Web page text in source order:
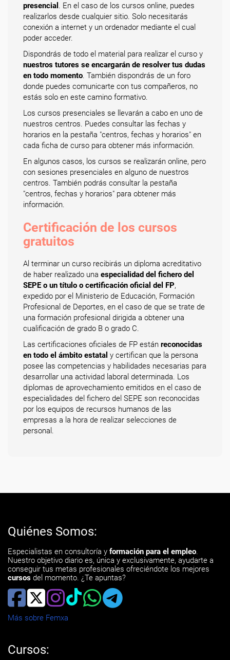
presencial . En el caso de los cursos online, puedes
realizarlos desde cualquier sitio. Solo necesitarás
conexión a internet y un ordenador mediante el cual
poder acceder.
Dispondrás de todo el material para realizar el curso y
nuestros tutores se encargarán de resolver tus dudas
en todo momento. También dispondrás de un foro
donde puedes comunicarte con tus compañeros, no
estás solo en este camino formativo.
Los cursos presenciales se llevarán a cabo en uno de
nuestros centros. Puedes consultar las fechas y
horarios en la pestaña "centros, fechas y horarios" en
cada ficha de curso para obtener más información.
En algunos casos, los cursos se realizarán online, pero
con sesiones presenciales en alguno de nuestros
centros. También podrás consultar la pestaña
"centros, fechas y horarios" para obtener más
información.
Certificación de los cursos
gratuitos
Al terminar un curso recibirás un diploma acreditativo
de haber realizado una especialidad del fichero del
SEPE o un título o certificación oficial del FP,
expedido por el Ministerio de Educación, Formación
Profesional de Deportes, en el caso de que se trate de
una formación profesional dirigida a obtener una
cualificación de grado B o grado C.
Las certificaciones oficiales de FP están reconocidas
en todo el ámbito estatal y certifican que la persona
posee las competencias y habilidades necesarias para
desarrollar una actividad laboral determinada. Los
diplomas de aprovechamiento emitidos en el caso de
especialidades del fichero del SEPE son reconocidas
por los equipos de recursos humanos de las
empresas a la hora de realizar selecciones de
personal.
Quiénes Somos:
Especialistas en consultoría y formación para el empleo.
Nuestro objetivo diario es, única y exclusivamente, ayudarte a
conseguir tus metas profesionales ofreciéndote los mejores
cursos del momento. ¿Te apuntas?
Más sobre Femxa
Cursos: